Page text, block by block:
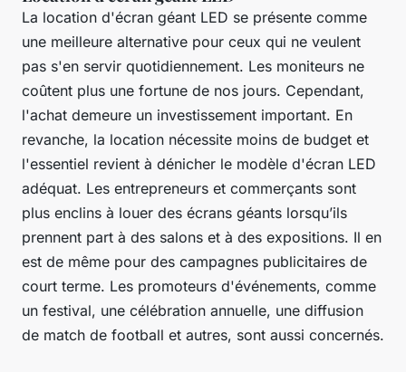
La location d'écran géant LED se présente comme
une meilleure alternative pour ceux qui ne veulent
pas s'en servir quotidiennement. Les moniteurs ne
coûtent plus une fortune de nos jours. Cependant,
l'achat demeure un investissement important. En
revanche, la location nécessite moins de budget et
l'essentiel revient à dénicher le modèle d'écran LED
adéquat. Les entrepreneurs et commerçants sont
plus enclins à louer des écrans géants lorsqu’ils
prennent part à des salons et à des expositions. Il en
est de même pour des campagnes publicitaires de
court terme. Les promoteurs d'événements, comme
un festival, une célébration annuelle, une diffusion
de match de football et autres, sont aussi concernés.